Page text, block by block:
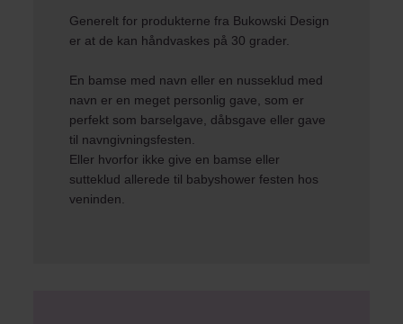
Generelt for produkterne fra Bukowski Design
er at de kan håndvaskes på 30 grader.
En bamse med navn eller en nusseklud med
navn er en meget personlig gave, som er
perfekt som barselgave, dåbsgave eller gave
til navngivningsfesten.
Eller hvorfor ikke give en bamse eller
sutteklud allerede til babyshower festen hos
veninden.